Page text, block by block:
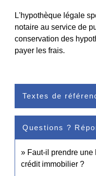
L'hypothèque légale
notaire au service de
conservation des
payer les frais.
Textes de
Questions ?
Faut-il prendre
crédit immobilier ?